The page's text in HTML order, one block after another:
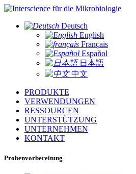
für die Mikrobiologie
Deutsch
English
Français
Español
日本語
中文
PRODUKTE
VERWENDUNGEN
RESSOURCEN
UNTERSTÜTZUNG
UNTERNEHMEN
KONTAKT
Probenvorbereitung